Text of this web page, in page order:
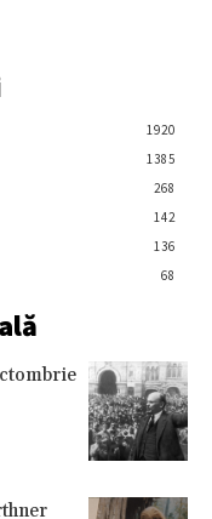
1920
1385
268
142
136
68